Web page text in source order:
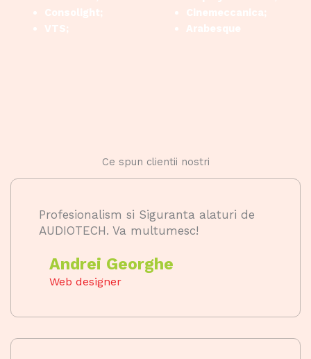
Consolight;
VTS;
Cinemeccanica;
Arabesque
Ce spun clientii nostri
Profesionalism si Siguranta alaturi de
AUDIOTECH. Va multumesc!
Andrei Georghe
Web designer